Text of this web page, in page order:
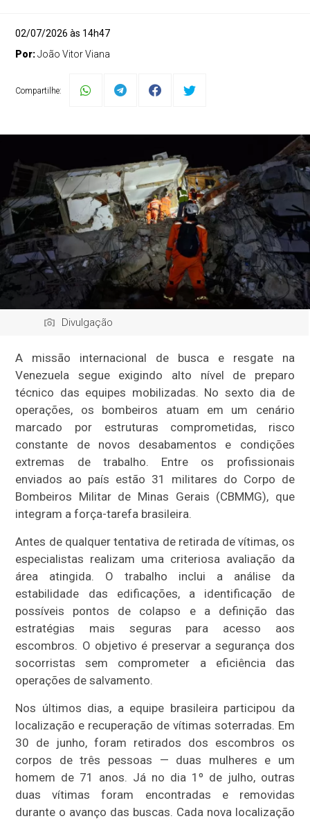
02/07/2026 às 14h47
Por:João Vitor Viana
Compartilhe:
Divulgação
A missão internacional de busca e resgate na
Venezuela segue exigindo alto nível de preparo
técnico das equipes mobilizadas. No sexto dia de
operações, os bombeiros atuam em um cenário
marcado por estruturas comprometidas, risco
constante de novos desabamentos e condições
extremas de trabalho. Entre os profissionais
enviados ao país estão 31 militares do Corpo de
Bombeiros Militar de Minas Gerais (CBMMG), que
integram a força-tarefa brasileira.
Antes de qualquer tentativa de retirada de vítimas, os
especialistas realizam uma criteriosa avaliação da
área atingida. O trabalho inclui a análise da
estabilidade das edificações, a identificação de
possíveis pontos de colapso e a definição das
estratégias mais seguras para acesso aos
escombros. O objetivo é preservar a segurança dos
socorristas sem comprometer a eficiência das
operações de salvamento.
Nos últimos dias, a equipe brasileira participou da
localização e recuperação de vítimas soterradas. Em
30 de junho, foram retirados dos escombros os
corpos de três pessoas — duas mulheres e um
homem de 71 anos. Já no dia 1º de julho, outras
duas vítimas foram encontradas e removidas
durante o avanço das buscas. Cada nova localização